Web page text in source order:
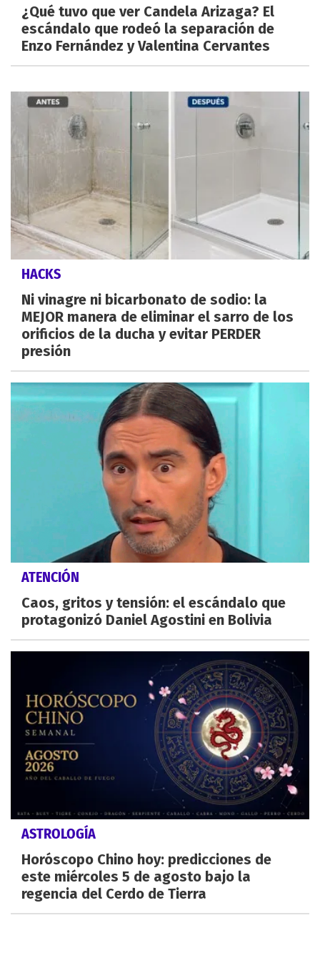
¿Qué tuvo que ver Candela Arizaga? El
escándalo que rodeó la separación de
Enzo Fernández y Valentina Cervantes
HACKS
Ni vinagre ni bicarbonato de sodio: la
MEJOR manera de eliminar el sarro de los
orificios de la ducha y evitar PERDER
presión
ATENCIÓN
Caos, gritos y tensión: el escándalo que
protagonizó Daniel Agostini en Bolivia
ASTROLOGÍA
Horóscopo Chino hoy: predicciones de
este miércoles 5 de agosto bajo la
regencia del Cerdo de Tierra